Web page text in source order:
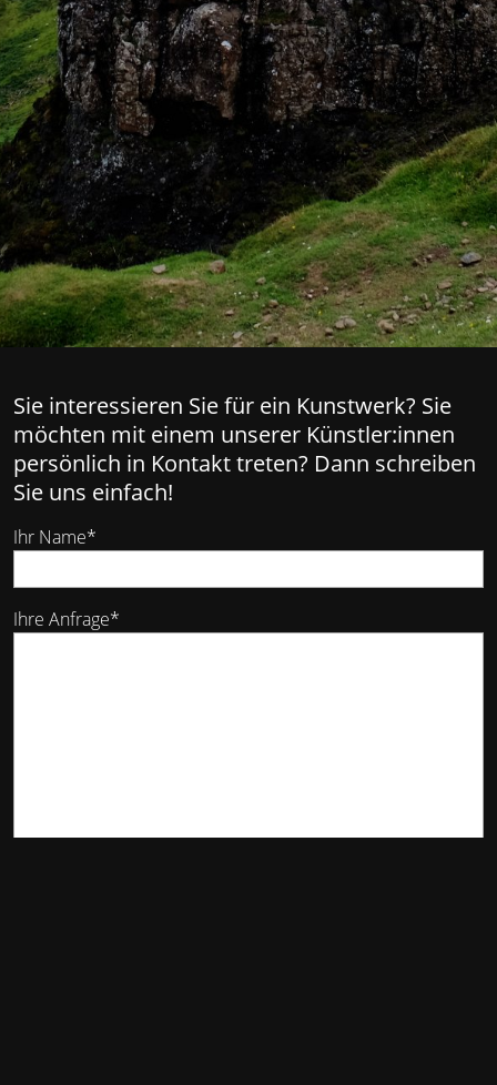
Sie interessieren Sie für ein Kunstwerk? Sie
möchten mit einem unserer Künstler:innen
persönlich in Kontakt treten? Dann schreiben
Sie uns einfach!
Ihr Name*
Ihre Anfrage*